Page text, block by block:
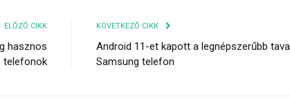
ELŐZŐ CIKK
hasznos
telefonok
KÖVETKEZŐ CIKK
Android 11-et kapott a legnépszerűbb
Samsung telefon